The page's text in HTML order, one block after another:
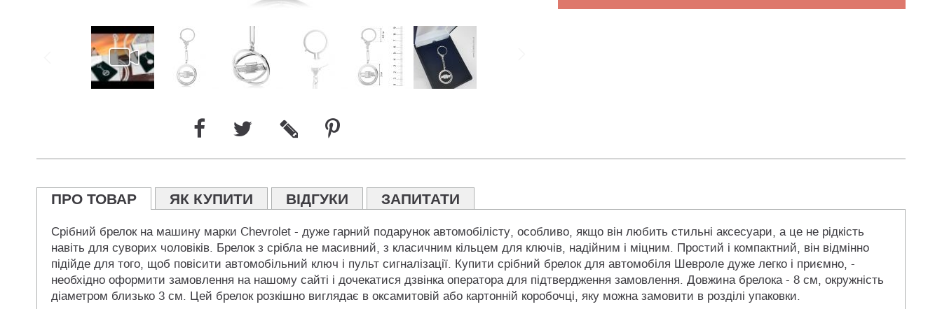
ПРО ТОВАР ЯК КУПИТИ ВІДГУКИ ЗАПИТАТИ
Срібний брелок на машину марки Chevrolet - дуже гарний подарунок автомобілісту, особливо, якщо він любить стильні аксесуари, а це не рідкість
навіть для суворих чоловіків. Брелок з срібла не масивний, з класичним кільцем для ключів, надійним і міцним. Простий і компактний, він відмінно
підійде для того, щоб повісити автомобільний ключ і пульт сигналізації. Купити срібний брелок для автомобіля Шевроле дуже легко і приємно, -
необхідно оформити замовлення на нашому сайті і дочекатися дзвінка оператора для підтвердження замовлення. Довжина брелока - 8 см, окружність
діаметром близько 3 см. Цей брелок розкішно виглядає в оксамитовій або картонній коробочці, яку можна замовити в розділі упаковки.